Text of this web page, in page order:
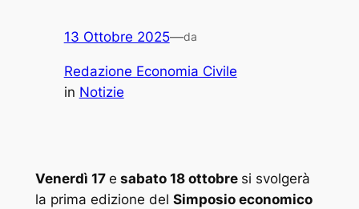
13 Ottobre 2025—da
Redazione Economia Civile
in Notizie
Venerdì 17 e sabato 18 ottobre si svolgerà
la prima edizione del Simposio economico